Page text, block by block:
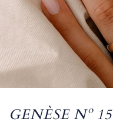
GENÈSE Nº 15